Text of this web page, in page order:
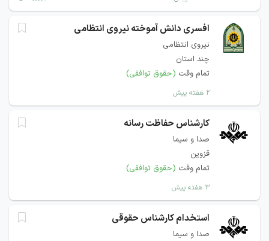
افسری دانش آموخته نیروی انتظامی
نیروی انتظامی
چند استان
تمام وقت (حقوق توافقی)
۲ هفته پیش
کارشناس حفاظت رسانه
صدا و سیما
قزوین
تمام وقت (حقوق توافقی)
۳ هفته پیش
استخدام کارشناس حقوقی
صدا و سیما